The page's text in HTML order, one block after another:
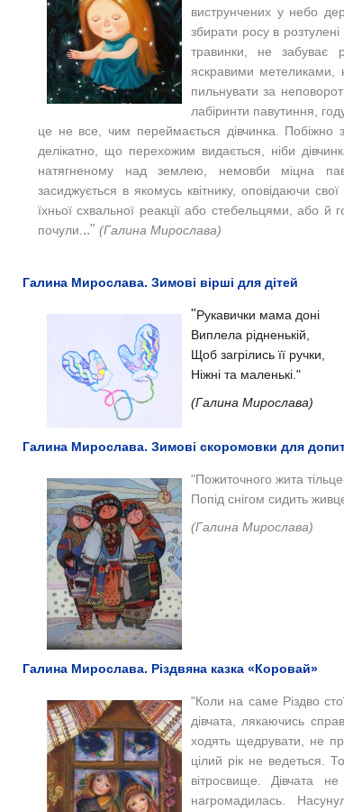
виструнчених у небо
збирати росу в
травинки, не забуває
яскравими метеликами,
пильнувати за
лабіринти павутиння,
це не все, чим переймається дівчинка.
делікатно, що перехожим видається, ніби
натягненому над землею, немовби міцна
засиджується в якомусь квітнику, оповідаючи
їхньої схвальної реакції або стебельцями, або й
почули. .." (Галина Мирослава)
Галина Мирослав​а. Зимові вірші для дітей
"Рукавички мама доні
Виплела рідненькій,
Щоб загрілись її ручки,
Ніжні та маленькі."
(Галина Мирослава)
Галина Мирослава. Зимові скоромовки для
"Пожиточного жита
Попід снігом сидить
(Галина Мирослава)
Галина Мирослава. Різдвяна казка «Коровай»
"Коли на саме Різдво
дівчата, лякаючись
ходять щедрувати, не
цілий рік не ведеться.
вітросвище. Дівчата
нагромадилась.